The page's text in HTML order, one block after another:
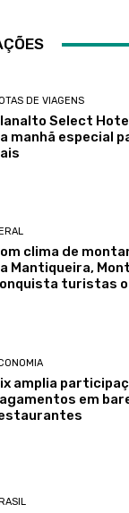
DE VIAGENS
Select
manhã especial
clima de
Mantiqueira,
turistas
amplia
em